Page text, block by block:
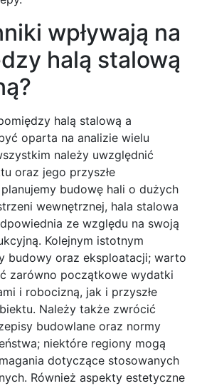
wpływają na
halą stalową
halą stalową a
oparta na analizie wielu
należy uwzględnić
oraz jego przyszłe
budowę hali o dużych
wewnętrznej, hala stalowa
ze względu na swoją
Kolejnym istotnym
budowy oraz eksploatacji; warto
zarówno początkowe wydatki
i robocizną, jak i przyszłe
Należy także zwrócić
budowlane oraz normy
niektóre regiony mogą
dotyczące stosowanych
Również aspekty estetyczne